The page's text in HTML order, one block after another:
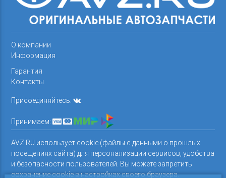
О компании
Информация
Гарантия
Контакты
Присоединяйтесь:
Принимаем:
AVZ.RU использует cookie (файлы с данными о прошлых
посещениях сайта) для персонализации сервисов, удобства
и безопасности пользователей. Вы можете запретить
сохранение cookie в настройках своего браузера.